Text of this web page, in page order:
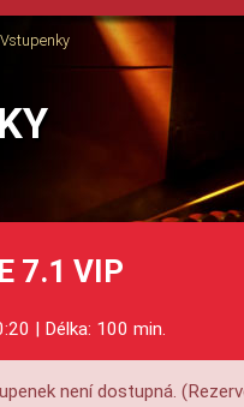
Vstupenky
7.1 VIP
| Délka: 100 min.
není dostupná.